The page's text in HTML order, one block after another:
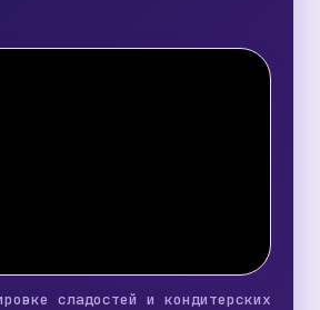
сладостей и кондитерских